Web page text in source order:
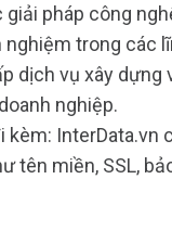
pháp công
nghiệm trong các
dịch vụ xây dựng
nghiệp.
InterData.vn
tên miền, SSL,